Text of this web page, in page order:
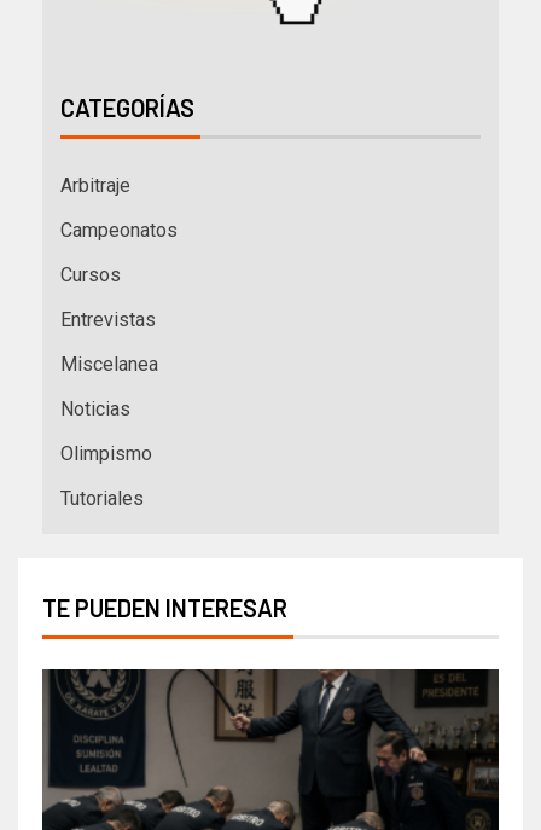
CATEGORÍAS
Arbitraje
Campeonatos
Cursos
Entrevistas
Miscelanea
Noticias
Olimpismo
Tutoriales
TE PUEDEN INTERESAR